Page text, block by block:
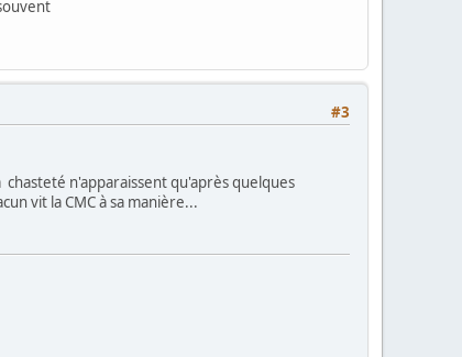
#3
n'apparaissent qu'après quelques
vit la CMC à sa manière...